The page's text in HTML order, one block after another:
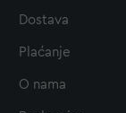
Dostava
Plaćanje
O nama